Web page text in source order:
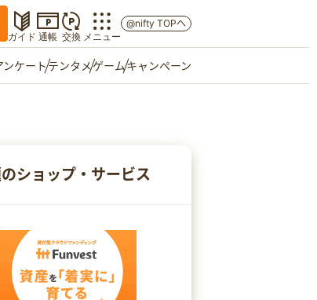
ガイド 通帳 交換 メニュー
@nifty TOPへ
ンケートテンタメゲームキャンペーン
ショップ・サービス